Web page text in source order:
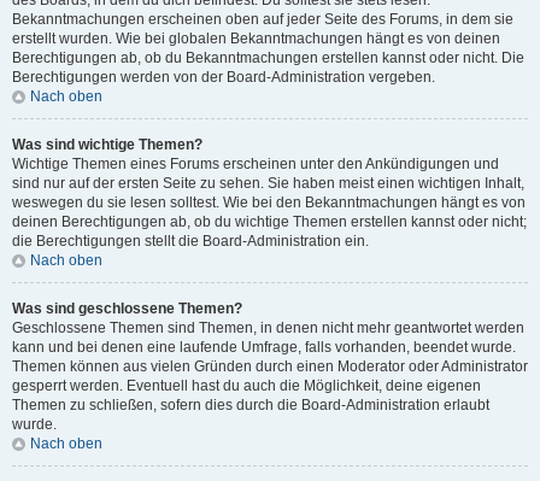
Bekanntmachungen erscheinen oben auf jeder Seite des Forums, in dem sie
erstellt wurden. Wie bei globalen Bekanntmachungen hängt es von deinen
Berechtigungen ab, ob du Bekanntmachungen erstellen kannst oder nicht. Die
Berechtigungen werden von der Board-Administration vergeben.
Nach oben
Was sind wichtige Themen?
Wichtige Themen eines Forums erscheinen unter den Ankündigungen und
sind nur auf der ersten Seite zu sehen. Sie haben meist einen wichtigen Inhalt,
weswegen du sie lesen solltest. Wie bei den Bekanntmachungen hängt es von
deinen Berechtigungen ab, ob du wichtige Themen erstellen kannst oder nicht;
die Berechtigungen stellt die Board-Administration ein.
Nach oben
Was sind geschlossene Themen?
Geschlossene Themen sind Themen, in denen nicht mehr geantwortet werden
kann und bei denen eine laufende Umfrage, falls vorhanden, beendet wurde.
Themen können aus vielen Gründen durch einen Moderator oder Administrator
gesperrt werden. Eventuell hast du auch die Möglichkeit, deine eigenen
Themen zu schließen, sofern dies durch die Board-Administration erlaubt
wurde.
Nach oben